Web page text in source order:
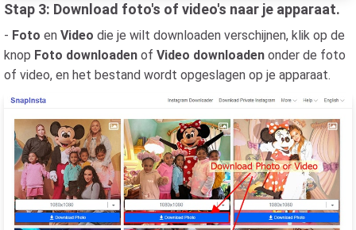
Stap 3: Download foto's of video's naar je apparaat.
- Foto en Video die je wilt downloaden verschijnen, klik op de
knop Foto downloaden of Video downloaden onder de foto
of video, en het bestand wordt opgeslagen op je apparaat.